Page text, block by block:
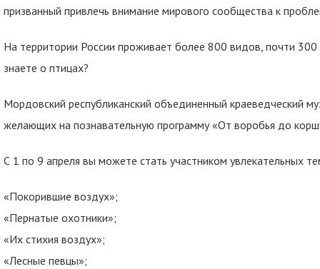
призванный привлечь внимание мирового сообщества к
На территории России проживает более 800 видов, почти
знаете о птицах?
Мордовский республиканский объединенный краеведческий
желающих на познавательную программу «От воробья до
С 1 по 9 апреля вы можете стать участником увлекательных
«Покорившие воздух»;
«Пернатые охотники»;
«Их стихия воздух»;
«Лесные певцы»;